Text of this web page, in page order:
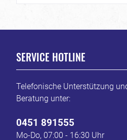
SERVICE HOTLINE
Telefonische Unterstützung
Beratung unter:
0451 891555
Mo-Do, 07:00 - 16:30 Uhr